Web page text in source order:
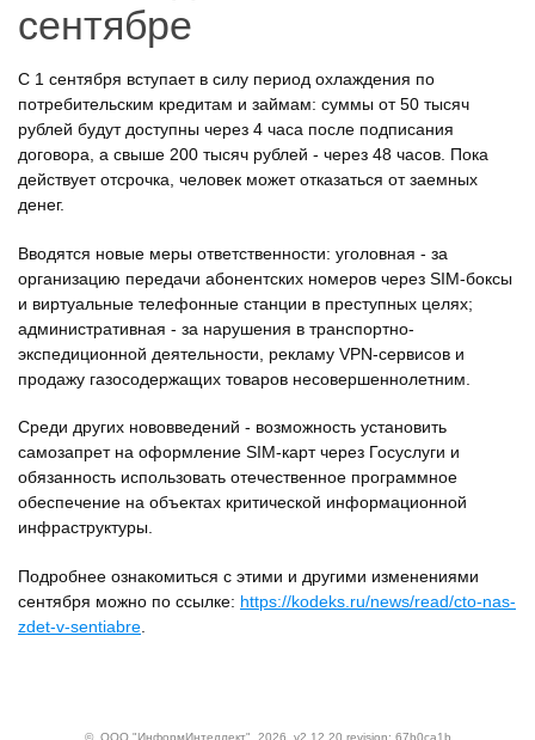
сентябре
С 1 сентября вступает в силу период охлаждения по
потребительским кредитам и займам: суммы от 50 тысяч
рублей будут доступны через 4 часа после подписания
договора, а свыше 200 тысяч рублей - через 48 часов. Пока
действует отсрочка, человек может отказаться от заемных
денег.
Вводятся новые меры ответственности: уголовная - за
организацию передачи абонентских номеров через SIM-боксы
и виртуальные телефонные станции в преступных целях;
административная - за нарушения в транспортно-
экспедиционной деятельности, рекламу VPN-сервисов и
продажу газосодержащих товаров несовершеннолетним.
Среди других нововведений - возможность установить
самозапрет на оформление SIM-карт через Госуслуги и
обязанность использовать отечественное программное
обеспечение на объектах критической информационной
инфраструктуры.
Подробнее ознакомиться с этими и другими изменениями
сентября можно по ссылке: https://kodeks.ru/news/read/cto-nas-
zdet-v-sentiabre
© ООО "ИнформИнтеллект" , 2026, v2.12.20 revision: 67b0ca1b